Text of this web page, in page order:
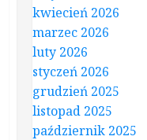
kwiecień 2026
marzec 2026
luty 2026
styczeń 2026
grudzień 2025
listopad 2025
październik 2025